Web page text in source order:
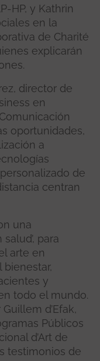
HP, y Kathrin
en la
de Charité
explicarán
director de
en
oportunidades,
a
de
centran
una
para
arte en
bienestar,
y
todo el mundo.
d’Efak,
Públicos
d’Art de
testimonios de